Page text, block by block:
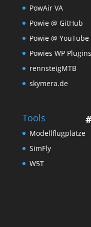
PowAir VA
Powie @ GitHub
Powie @ YouTube
Powies WP Plugins
rennsteigMTB
skymera.de
Tools
Modellflugplätze
SimFly
W5T